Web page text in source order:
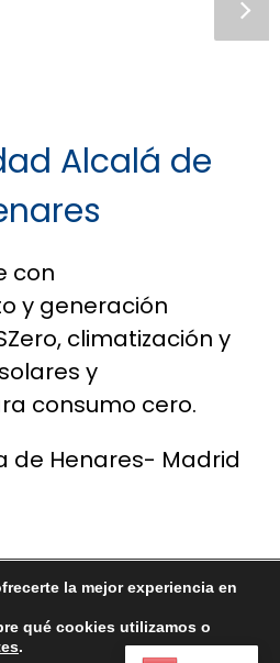
Alcalá de
con
y generación
climatización y
y
consumo cero.
de Henares- Madrid
marca de Menos Energía, S.L.
Menos Energía, S.L.
la mejor experiencia en
qué cookies utilizamos o
.